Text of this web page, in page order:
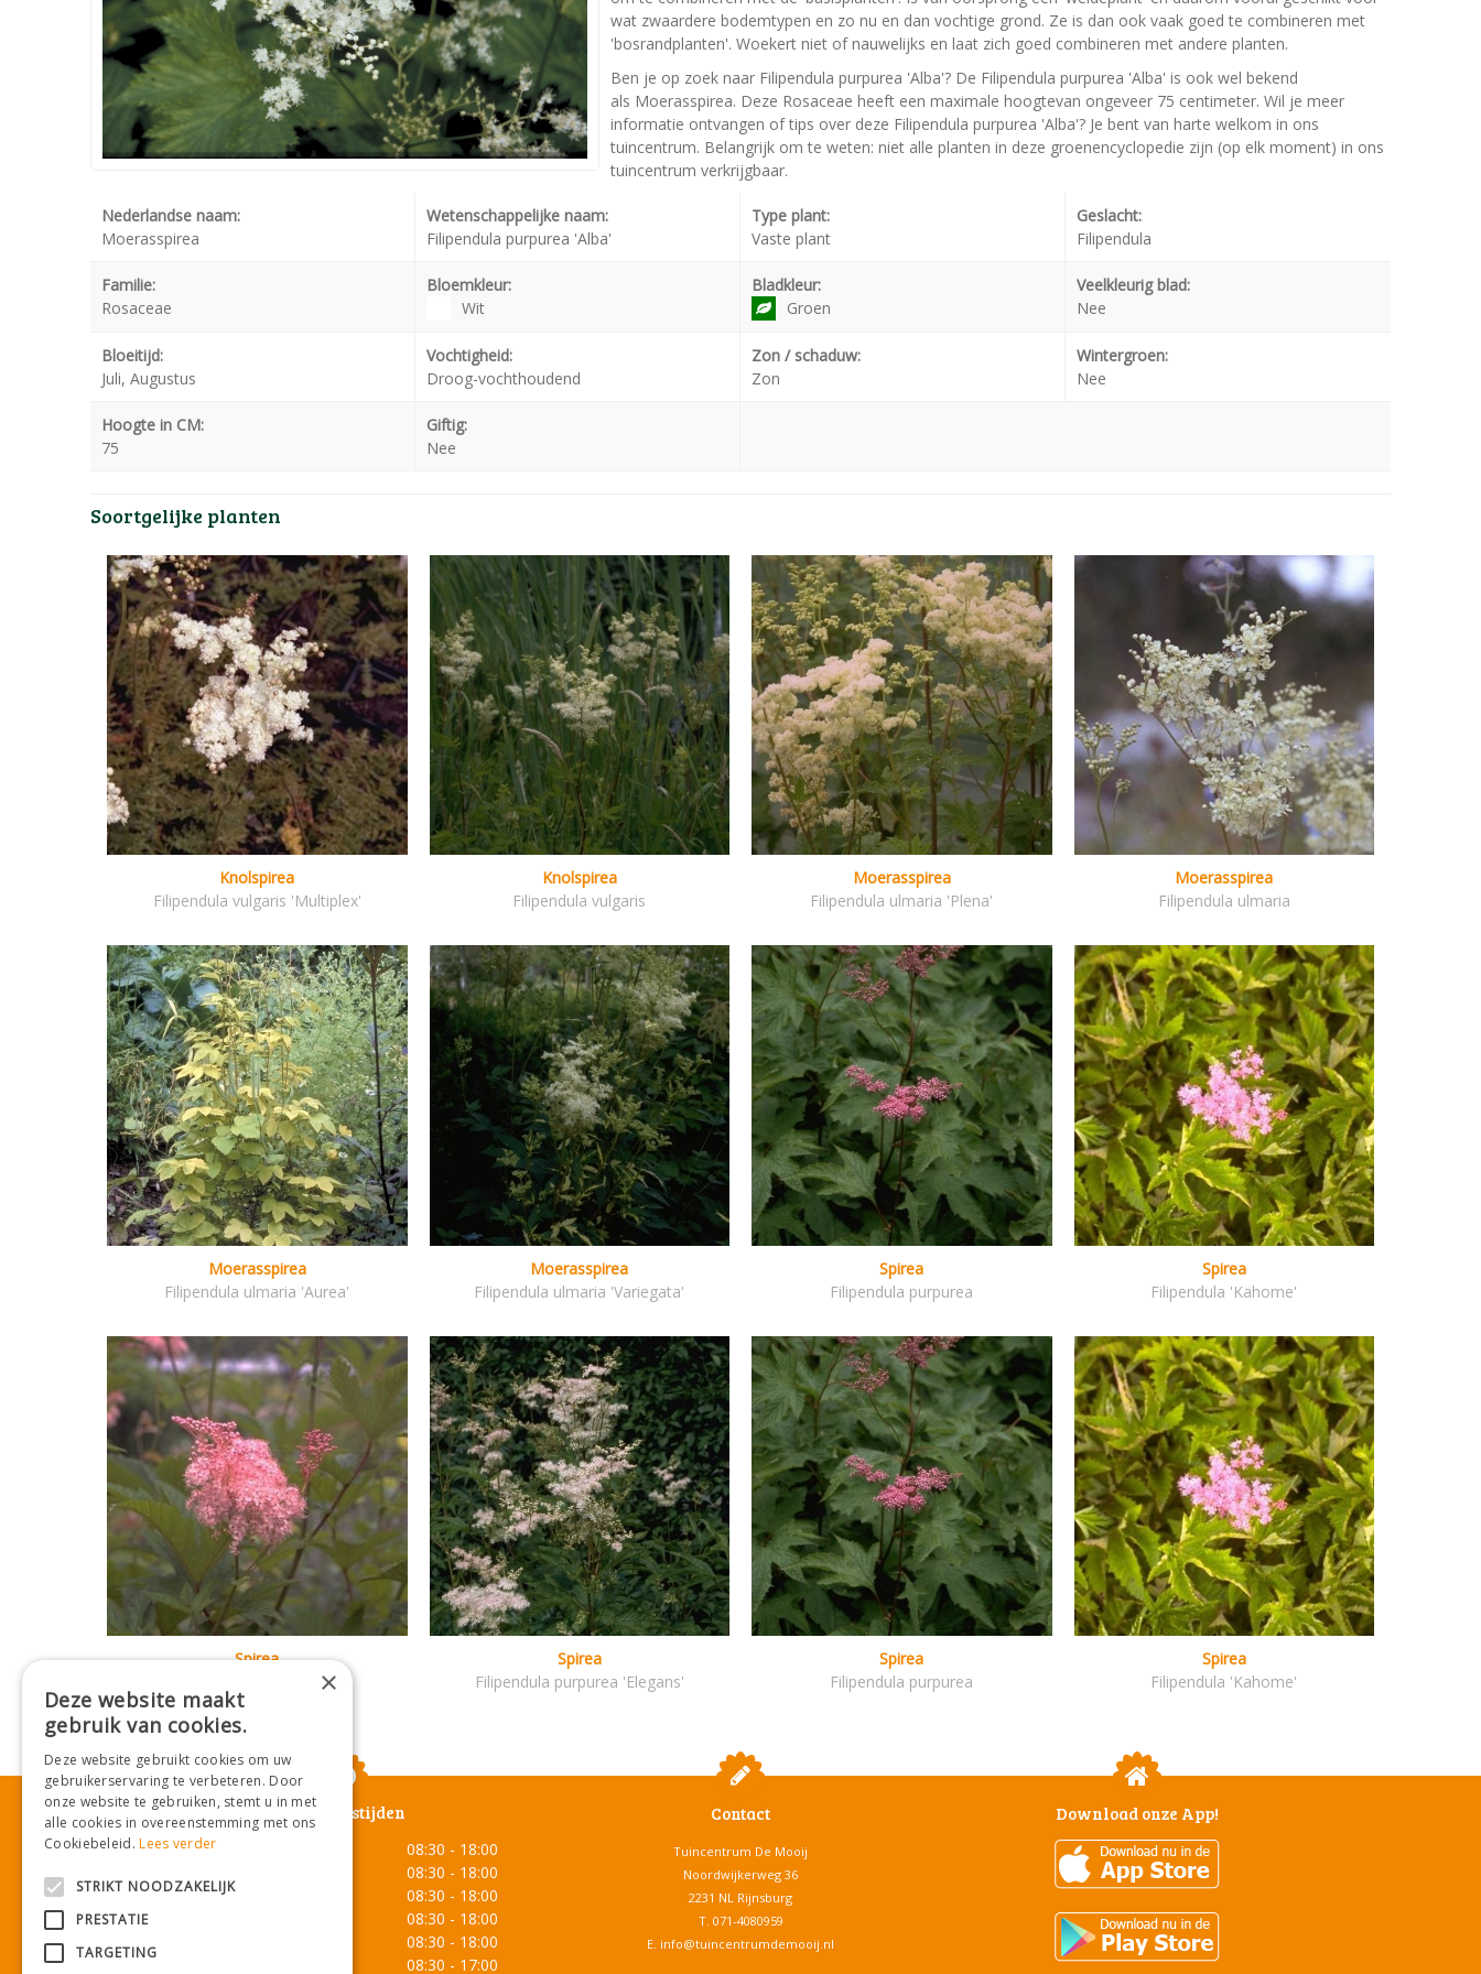
wat zwaardere bodemtypen en zo nu en dan vochtige grond. Ze is dan ook vaak goed te combineren met
'bosrandplanten'. Woekert niet of nauwelijks en laat zich goed combineren met andere planten.
Ben je op zoek naar Filipendula purpurea 'Alba'? De Filipendula purpurea 'Alba' is ook wel bekend
als Moerasspirea. Deze Rosaceae heeft een maximale hoogtevan ongeveer 75 centimeter. Wil je meer
informatie ontvangen of tips over deze Filipendula purpurea 'Alba'? Je bent van harte welkom in ons
tuincentrum. Belangrijk om te weten: niet alle planten in deze groenencyclopedie zijn (op elk moment) in ons
tuincentrum verkrijgbaar.
Nederlandse naam:
Moerasspirea
Wetenschappelijke naam:
Filipendula purpurea 'Alba'
Type plant:
Vaste plant
Geslacht:
Filipendula
Familie:
Rosaceae
Bloemkleur:
Wit
Bladkleur:
Groen
Veelkleurig blad:
Nee
Bloeitijd:
Juli, Augustus
Vochtigheid:
Droog-vochthoudend
Zon / schaduw:
Zon
Wintergroen:
Nee
Hoogte in CM:
75
Giftig:
Nee
Soortgelijke planten
Knolspirea
Filipendula vulgaris 'Multiplex'
Knolspirea
Filipendula vulgaris
Moerasspirea
Filipendula ulmaria 'Plena'
Moerasspirea
Filipendula ulmaria
Moerasspirea
Filipendula ulmaria 'Aurea'
Moerasspirea
Filipendula ulmaria 'Variegata'
Spirea
Filipendula purpurea
Spirea
Filipendula 'Kahome'
Spirea
Filipendula rubra 'Venusta'
Spirea
Filipendula purpurea 'Elegans'
Spirea
Filipendula purpurea
Spirea
Filipendula 'Kahome'
Openingstijden
Maandag
08:30 - 18:00
08:30 - 18:00
Woensdag
08:30 - 18:00
08:30 - 18:00
08:30 - 18:00
08:30 - 17:00
Contact
Tuincentrum De Mooij
Noordwijkerweg 36
2231 NL Rijnsburg
T. 071-4080959
E. info@tuincentrumdemooij.nl
Download onze App!
×
Deze website maakt
gebruik van cookies.
Deze website gebruikt cookies om uw
gebruikerservaring te verbeteren. Door
onze website te gebruiken, stemt u in met
alle cookies in overeenstemming met ons
Cookiebeleid.Lees verder
STRIKT NOODZAKELIJK
PRESTATIE
TARGETING